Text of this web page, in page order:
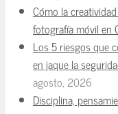
Cómo la
fotografía móvil en
Los 5 riesgos que
en jaque la
agosto, 2026
Disciplina,